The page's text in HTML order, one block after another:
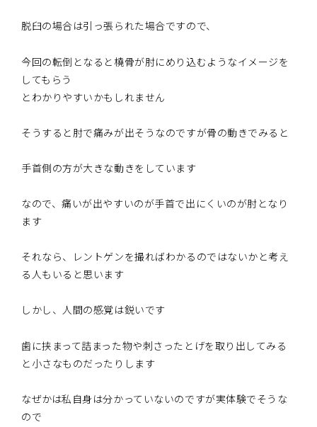
脱臼の場合は引っ張られた場合ですので、
今回の転倒となると橈骨が肘にめり込むようなイメージを
してもらう
とわかりやすいかもしれません
そうすると肘で痛みが出そうなのですが骨の動きでみると
手首側の方が大きな動きをしています
なので、痛いが出やすいのが手首で出にくいのが肘となり
ます
それなら、レントゲンを撮ればわかるのではないかと考え
る人もいると思います
しかし、人間の感覚は鋭いです
歯に挟まって詰まった物や刺さったとげを取り出してみる
と小さなものだったりします
なぜかは私自身は分かっていないのですが実体験でそうな
ので